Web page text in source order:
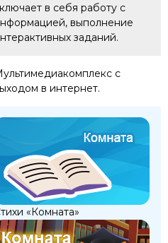
в себя работу с
выполнение
заданий.
с
в интернет.
«Комната»